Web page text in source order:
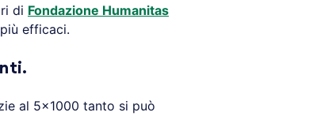
di Fondazione Humanitas
efficaci.
al 5×1000 tanto si può